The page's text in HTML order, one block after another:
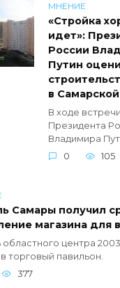
МНЕНИЕ
«Стройка
идет»:
России
Путин
в
В ходе встречи
Президента
Владимира
0
105
Самары получил
магазина для
центра
торговый павильон.
377